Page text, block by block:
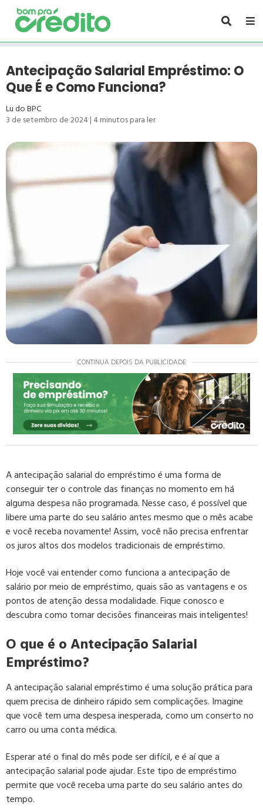
Antecipação Salarial Empréstimo: O
Que É e Como Funciona?
Lu do BPC
3 de setembro de 2024| 4minutos para ler
CONTINUA DEPOIS DA PUBLICIDADE
A antecipação salarial do empréstimo é uma forma de
conseguir ter o controle das finanças no momento em há
alguma despesa não programada. Nesse caso, é possível que
libere uma parte do seu salário antes mesmo que o mês acabe
e você receba novamente! Assim, você não precisa enfrentar
os juros altos dos modelos tradicionais de empréstimo.
Hoje você vai entender como funciona a antecipação de
salário por meio de empréstimo, quais são as vantagens e os
pontos de atenção dessa modalidade. Fique conosco e
descubra como tomar decisões financeiras mais inteligentes!
O que é o Antecipação Salarial
Empréstimo?
A antecipação salarial empréstimo é uma solução prática para
quem precisa de dinheiro rápido sem complicações. Imagine
que você tem uma despesa inesperada, como um conserto no
carro ou uma conta médica.
Esperar até o final do mês pode ser difícil, e é aí que a
antecipação salarial pode ajudar. Este tipo de empréstimo
permite que você receba uma parte do seu salário antes do
tempo.